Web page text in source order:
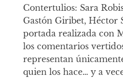
Contertulios: Sara
Gastón Giribet, Héctor
portada realizada con
los comentarios
representan
quien los hace… y a